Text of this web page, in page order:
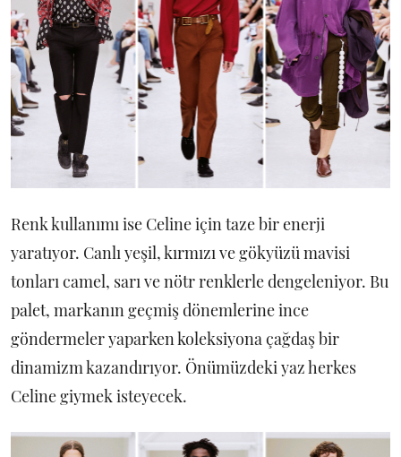
Renk kullanımı ise Celine için taze bir enerji
yaratıyor. Canlı yeşil, kırmızı ve gökyüzü mavisi
tonları camel, sarı ve nötr renklerle dengeleniyor. Bu
palet, markanın geçmiş dönemlerine ince
göndermeler yaparken koleksiyona çağdaş bir
dinamizm kazandırıyor. Önümüzdeki yaz herkes
Celine giymek isteyecek.